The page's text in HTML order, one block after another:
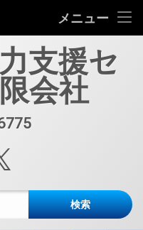
メニュー
33回）支援セ
会社